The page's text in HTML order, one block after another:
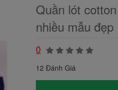
Quần lót
nhiều mẫu đẹp
0
12 Đánh Giá